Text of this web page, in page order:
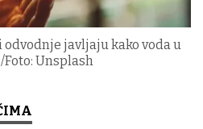
odvodnje javljaju kako voda u
Foto: Unsplash